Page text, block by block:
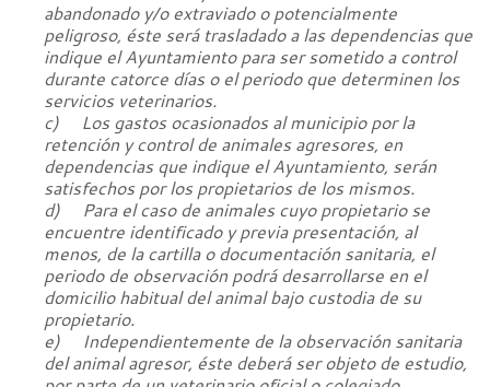
abandonado y/o extraviado o potencialmente
peligroso, éste será trasladado a las dependencias que
indique el Ayuntamiento para ser sometido a control
durante catorce días o el periodo que determinen los
servicios veterinarios.
c) Los gastos ocasionados al municipio por la
retención y control de animales agresores, en
dependencias que indique el Ayuntamiento, serán
satisfechos por los propietarios de los mismos.
d) Para el caso de animales cuyo propietario se
encuentre identificado y previa presentación, al
menos, de la cartilla o documentación sanitaria, el
periodo de observación podrá desarrollarse en el
domicilio habitual del animal bajo custodia de su
propietario.
e) Independientemente de la observación sanitaria
del animal agresor, éste deberá ser objeto de estudio,